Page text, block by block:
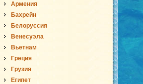
Армения
Бахрейн
Белоруссия
Венесуэла
Вьетнам
Греция
Грузия
Египет